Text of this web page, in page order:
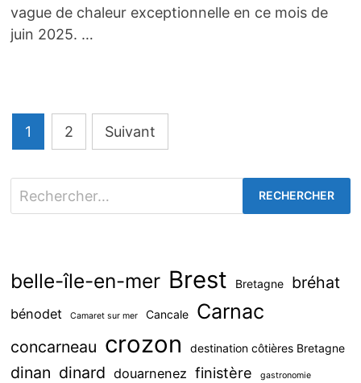
vague de chaleur exceptionnelle en ce mois de
juin 2025. …
Pagination
des
publications
1 2 Suivant
Rechercher :
belle-île-en-mer Brest Bretagne bréhat
bénodet Camaret sur mer Cancale Carnac
concarneau crozon destination côtières Bretagne
dinan dinard douarnenez finistère gastronomie